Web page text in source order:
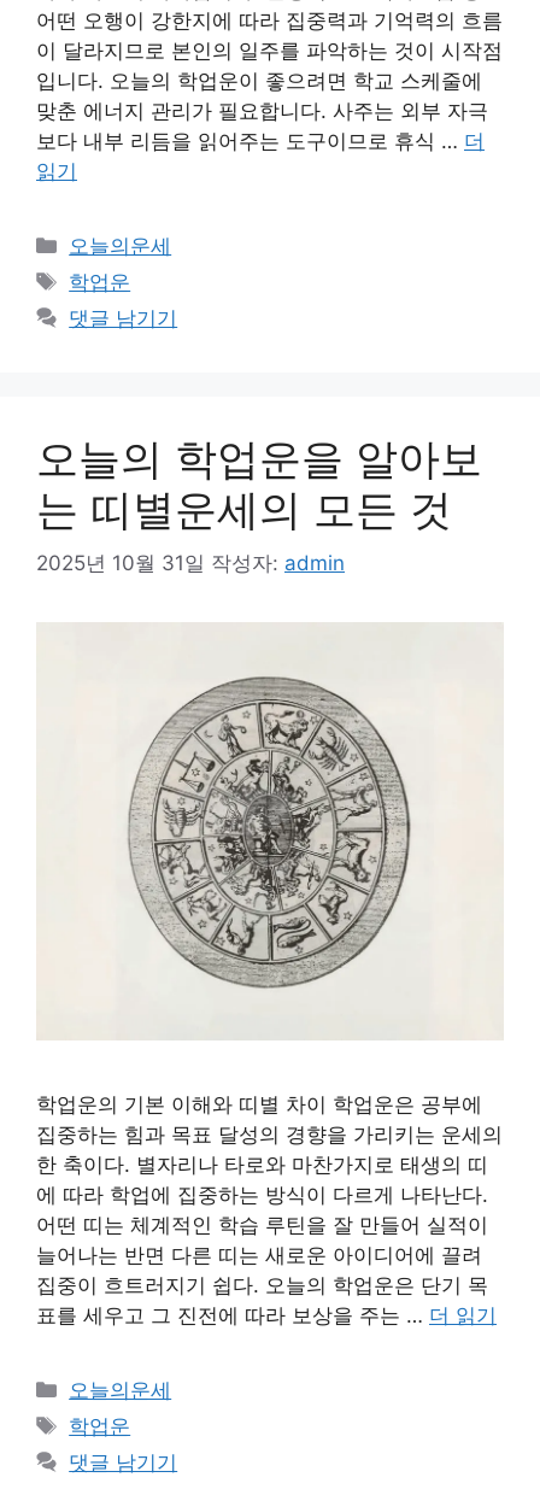
어떤 오행이 강한지에 따라 집중력과 기억력의 흐름
이 달라지므로 본인의 일주를 파악하는 것이 시작점
입니다. 오늘의 학업운이 좋으려면 학교 스케줄에
맞춘 에너지 관리가 필요합니다. 사주는 외부 자극
보다 내부 리듬을 읽어주는 도구이므로 휴식 … 더
읽기
카
테
리
오늘의운세
태
그
학업운
댓글 남기기
오늘의 학업운을 알아보
는 띠별운세의 모든 것
2025년 10월 31일 작성자: admin
학업운의 기본 이해와 띠별 차이 학업운은 공부에
집중하는 힘과 목표 달성의 경향을 가리키는 운세의
한 축이다. 별자리나 타로와 마찬가지로 태생의 띠
에 따라 학업에 집중하는 방식이 다르게 나타난다.
어떤 띠는 체계적인 학습 루틴을 잘 만들어 실적이
늘어나는 반면 다른 띠는 새로운 아이디어에 끌려
집중이 흐트러지기 쉽다. 오늘의 학업운은 단기 목
표를 세우고 그 진전에 따라 보상을 주는 … 더 읽기
카
테
고
리
오늘의운세
태
그
학업운
댓글 남기기